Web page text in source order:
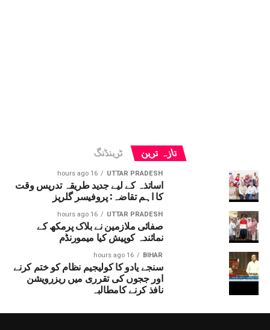
تازہ ترین ٹرینڈنگ
UTTAR PRADESH
16 hours ago
اساتذہ کے لیے جدید طریقہ تدریس وقت
کا اہم تقاضہ: پروفیسر گلریز
UTTAR PRADESH
16 hours ago
صفائی ملازمین نے بلاک پرمکھ کے
نمائندہ کوپیش کیا میمورنڈم
BIHAR
16 hours ago
سنجے یادو کا کولیجیم نظام کو ختم کرنے
اور ججوں کی تقرری میں ریزرویشن
نافذ کرنے کامطالبہ